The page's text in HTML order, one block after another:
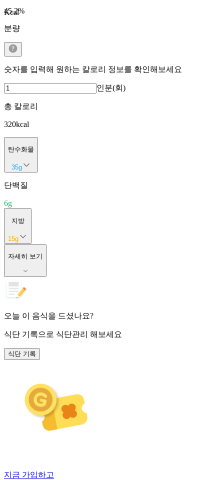
Kcal
45.2%
분량
숫자를 입력해 원하는 칼로리 정보를 확인해보세요
인분(회)
총 칼로리
320kcal
탄수화물
35g
단백질
6g
지방
15g
자세히 보기
오늘 이 음식을 드셨나요?
식단 기록으로 식단관리 해보세요
식단 기록
지금 가입하고